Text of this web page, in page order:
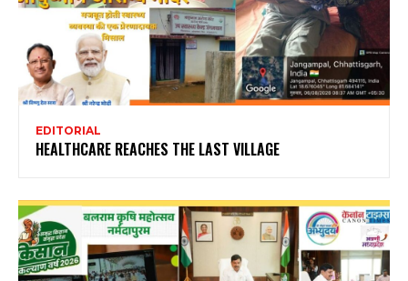
EDITORIAL
HEALTHCARE REACHES THE LAST VILLAGE